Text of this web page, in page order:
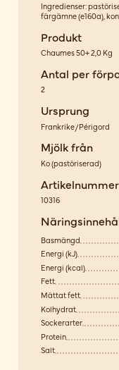
Ingredienser:
färgämne (e160a),
Produkt
Chaumes 50+ 2,0 Kg
Antal per
2
Ursprung
Frankrike/Périgord
Mjölk från
Ko(pastöriserad)
Artikelnummer
10316
Basmängd
Energi (kJ)
Energi (kcal)
Fett
Mättat fett
Kolhydrat
Sockerarter
Protein
Salt